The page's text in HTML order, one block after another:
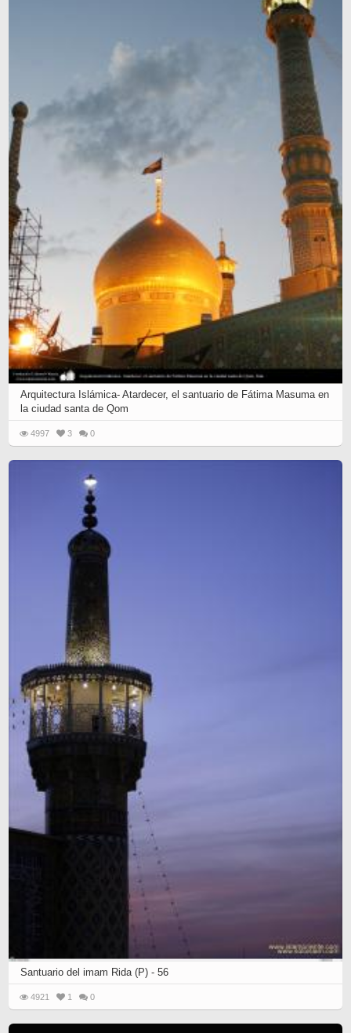
Arquitectura Islámica- Atardecer, el santuario de Fátima Masuma en
la ciudad santa de Qom
4997 3 0
Santuario del imam Rida (P) - 56
4921 1 0